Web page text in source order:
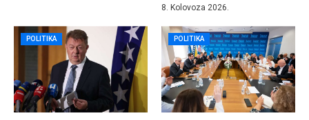
8. Kolovoza 2026.
POLITIKA POLITIKA